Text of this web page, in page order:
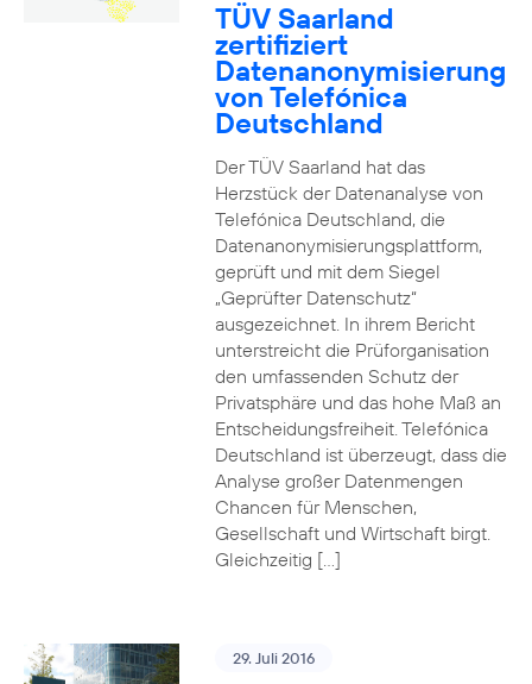
TÜV Saarland
zertifiziert
Datenanonymisierung
von Telefónica
Deutschland
Der TÜV Saarland hat das
Herzstück der Datenanalyse von
Telefónica Deutschland, die
Datenanonymisierungsplattform,
geprüft und mit dem Siegel
„Geprüfter Datenschutz“
ausgezeichnet. In ihrem Bericht
unterstreicht die Prüforganisation
den umfassenden Schutz der
Privatsphäre und das hohe Maß an
Entscheidungsfreiheit. Telefónica
Deutschland ist überzeugt, dass die
Analyse großer Datenmengen
Chancen für Menschen,
Gesellschaft und Wirtschaft birgt.
Gleichzeitig […]
29. Juli 2016